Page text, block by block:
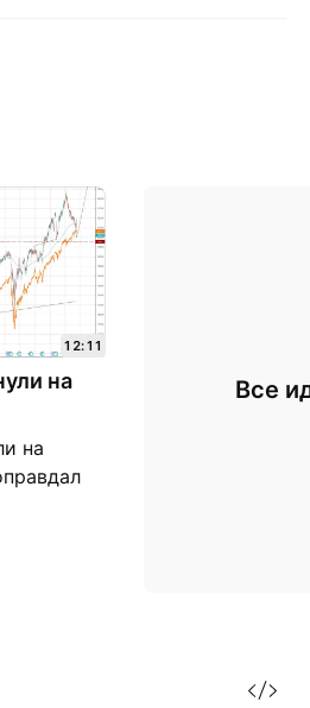
на
на
Однако
в
12:11
Все